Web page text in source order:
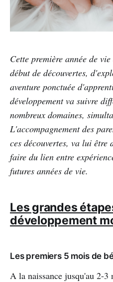
Cette première année de
début de découvertes,
aventure ponctuée
développement va suivre
nombreux domaines,
L'accompagnement des
ces découvertes, va lui être
faire du lien entre
futures années de vie.
Les grandes
développement
Les premiers 5 mois de
A la naissance jusqu'au 2-